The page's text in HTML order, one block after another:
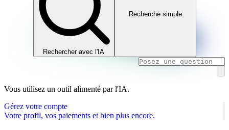
Rechercher avec l'IA
Recherche simple
Vous utilisez un outil alimenté par l'IA.
Gérez votre compte
Votre profil, vos paiements et bien plus encore.